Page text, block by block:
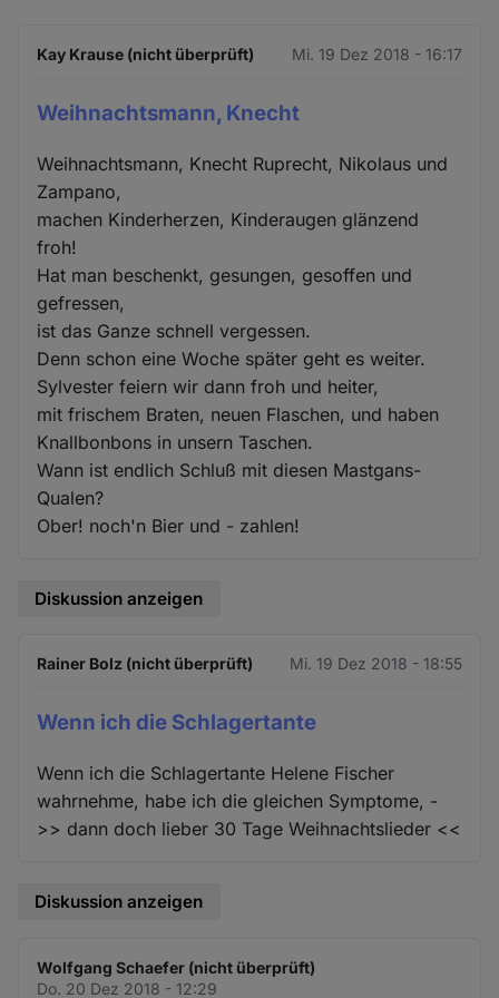
Kay Krause (nicht überprüft) Mi. 19 Dez 2018 - 16:17
Weihnachtsmann, Knecht
Weihnachtsmann, Knecht Ruprecht, Nikolaus und
Zampano,
machen Kinderherzen, Kinderaugen glänzend
froh!
Hat man beschenkt, gesungen, gesoffen und
gefressen,
ist das Ganze schnell vergessen.
Denn schon eine Woche später geht es weiter.
Sylvester feiern wir dann froh und heiter,
mit frischem Braten, neuen Flaschen, und haben
Knallbonbons in unsern Taschen.
Wann ist endlich Schluß mit diesen Mastgans-
Qualen?
Ober! noch'n Bier und - zahlen!
Diskussion anzeigen
Rainer Bolz (nicht überprüft) Mi. 19 Dez 2018 - 18:55
Wenn ich die Schlagertante
Wenn ich die Schlagertante Helene Fischer
wahrnehme, habe ich die gleichen Symptome, -
>> dann doch lieber 30 Tage Weihnachtslieder <<
Diskussion anzeigen
Wolfgang Schaefer (nicht überprüft)
Do. 20 Dez 2018 - 12:29